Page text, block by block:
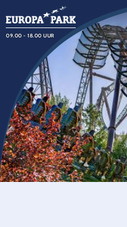
09.00 - 18.00 UUR